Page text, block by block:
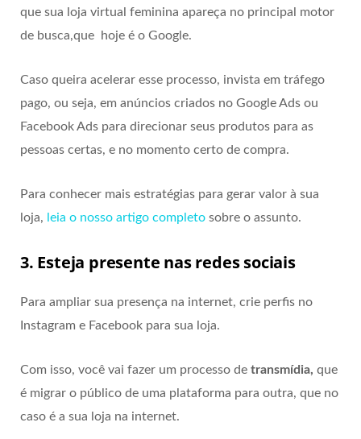
que sua loja virtual feminina apareça no principal motor
de busca,que hoje é o Google.
Caso queira acelerar esse processo, invista em tráfego
pago, ou seja, em anúncios criados no Google Ads ou
Facebook Ads para direcionar seus produtos para as
pessoas certas, e no momento certo de compra.
Para conhecer mais estratégias para gerar valor à sua
loja, leia o nosso artigo completo sobre o assunto.
3. Esteja presente nas redes sociais
Para ampliar sua presença na internet, crie perfis no
Instagram e Facebook para sua loja.
Com isso, você vai fazer um processo de transmídia, que
é migrar o público de uma plataforma para outra, que no
caso é a sua loja na internet.